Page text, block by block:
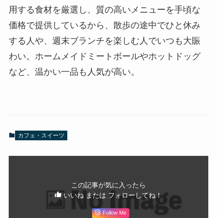
用する食材を厳選し、質の高いメニューを手頃な
価格で提供しているから、散歩の途中でひと休み
する人や、週末ブランチを楽しむ人でいつも大賑
わい。ホームメイドミートボールやホットドッグ
など、温かい一品も人気が高い。
カフェ・スイーツ
この記事が気に入ったら
いいね または フォローしてね！
Follow Me